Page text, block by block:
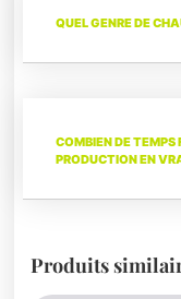
QUEL GENRE DE
COMBIEN DE TEMPS
PRODUCTION EN
Produits